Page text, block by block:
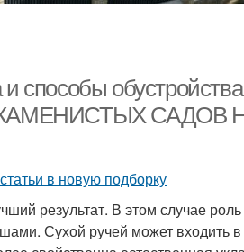
и способы
САДОВ
результат. В этом случае
Сухой ручей может входить в